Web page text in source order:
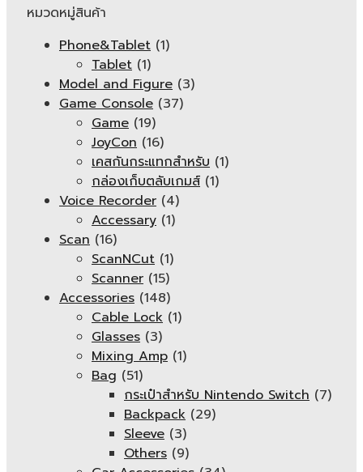
หมวดหมู่สินค้า
Phone&Tablet (1)
Tablet (1)
Model and Figure (3)
Game Console (37)
Game (19)
JoyCon (16)
เคสกันกระแทกสำหรับ (1)
กล่องเก็บตลับเกมส์ (1)
Voice Recorder (4)
Accessary (1)
Scan (16)
ScanNCut (1)
Scanner (15)
Accessories (148)
Cable Lock (1)
Glasses (3)
Mixing Amp (1)
Bag (51)
กระเป๋าสำหรับ Nintendo Switch (7)
Backpack (29)
Sleeve (3)
Others (9)